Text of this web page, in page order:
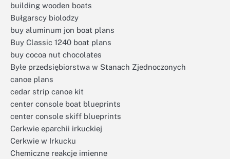
building wooden boats
Bułgarscy biolodzy
buy aluminum jon boat plans
Buy Classic 1240 boat plans
buy cocoa nut chocolates
Byłe przedsiębiorstwa w Stanach Zjednoczonych
canoe plans
cedar strip canoe kit
center console boat blueprints
center console skiff blueprints
Cerkwie eparchii irkuckiej
Cerkwie w Irkucku
Chemiczne reakcje imienne